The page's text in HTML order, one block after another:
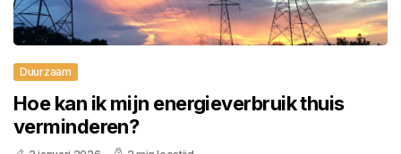
Duurzaam
Hoe kan ik mijn energieverbruik thuis
verminderen?